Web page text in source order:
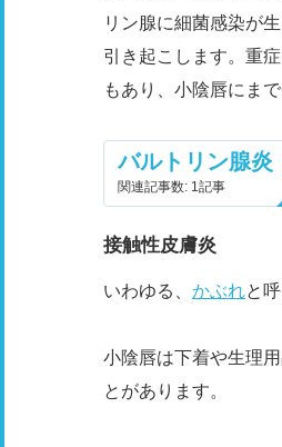
リン腺に細菌感染が
引き起こします。重
もあり、小陰唇にま
バルトリン腺炎
関連記事数: 1記事
接触性皮膚炎
いわゆる、 かぶれと
小陰唇は下着や生理
とがあります。